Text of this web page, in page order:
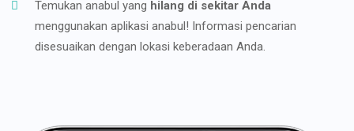
Temukan anabul yang hilang di sekitar Anda
menggunakan aplikasi anabul! Informasi pencarian
disesuaikan dengan lokasi keberadaan Anda.